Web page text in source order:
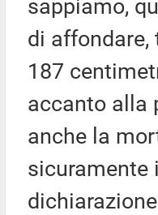
sappiamo,
di affondare,
187
accanto alla
anche la
sicuramente